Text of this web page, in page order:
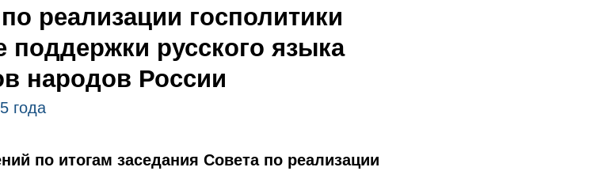
реализации госполитики
поддержки русского языка
народов России
года
по итогам заседания Совета по реализации